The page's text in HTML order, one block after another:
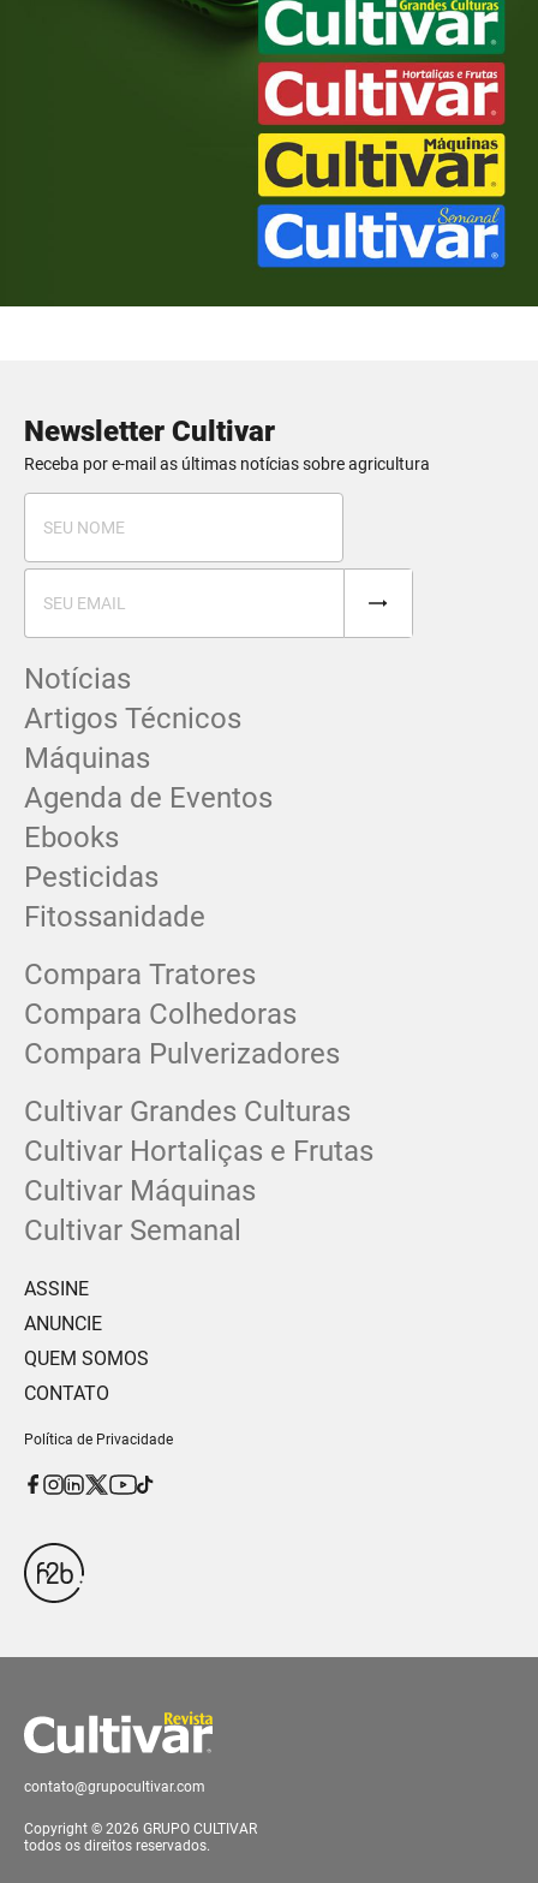
Newsletter Cultivar
Receba por e-mail as últimas notícias sobre agricultura
Notícias
Artigos Técnicos
Máquinas
Agenda de Eventos
Ebooks
Pesticidas
Fitossanidade
Compara Tratores
Compara Colhedoras
Compara Pulverizadores
Cultivar Grandes Culturas
Cultivar Hortaliças e Frutas
Cultivar Máquinas
Cultivar Semanal
ASSINE
ANUNCIE
QUEM SOMOS
CONTATO
Política de Privacidade
contato@grupocultivar.com
Copyright © 2026 GRUPO CULTIVAR
todos os direitos reservados.